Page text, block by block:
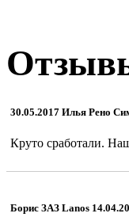
30.05.2017 Илья Рено
Круто сработали.
Борис ЗАЗ Lanos